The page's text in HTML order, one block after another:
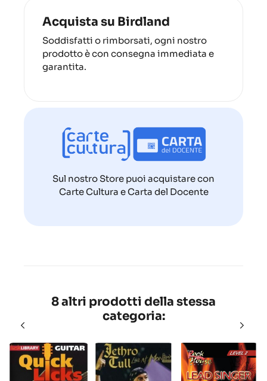
Acquista su Birdland
Soddisfatti o rimborsati, ogni nostro
prodotto è con consegna immediata e
garantita.
Sul nostro Store puoi acquistare con
Carte Cultura e Carta del Docente
8 altri prodotti della stessa
categoria: